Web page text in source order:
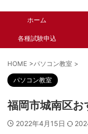
ホーム
各種試験申込
HOME >パソコン教室 >
パソコン教室
福岡市城南区
2022年4月15日